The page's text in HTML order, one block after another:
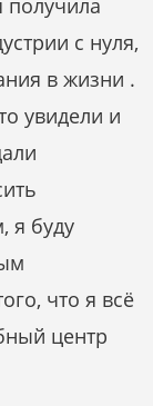
получила
с нуля,
в жизни .
увидели и
я буду
что я всё
центр